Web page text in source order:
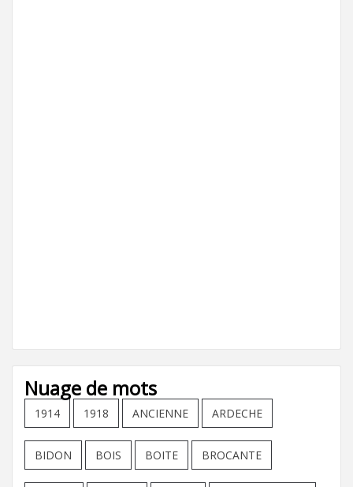
Nuage de mots
1914 1918 ANCIENNE ARDECHE
BIDON BOIS BOITE BROCANTE